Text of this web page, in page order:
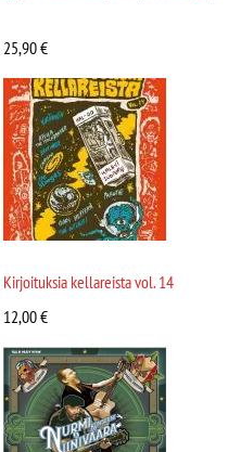
25,90€
Kirjoituksia kellareista vol. 14
12,00€